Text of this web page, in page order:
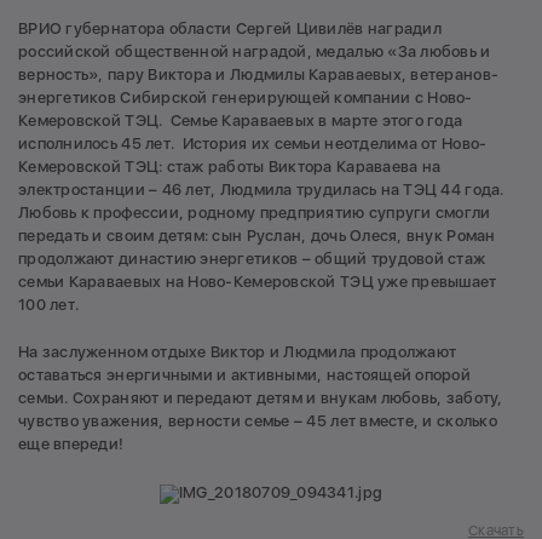
ВРИО губернатора области Сергей Цивилёв наградил
российской общественной наградой, медалью «За любовь и
верность», пару Виктора и Людмилы Караваевых, ветеранов-
энергетиков Сибирской генерирующей компании с Ново-
Кемеровской ТЭЦ. Семье Караваевых в марте этого года
исполнилось 45 лет. История их семьи неотделима от Ново-
Кемеровской ТЭЦ: стаж работы Виктора Караваева на
электростанции – 46 лет, Людмила трудилась на ТЭЦ 44 года.
Любовь к профессии, родному предприятию супруги смогли
передать и своим детям: сын Руслан, дочь Олеся, внук Роман
продолжают династию энергетиков – общий трудовой стаж
семьи Караваевых на Ново-Кемеровской ТЭЦ уже превышает
100 лет.
На заслуженном отдыхе Виктор и Людмила продолжают
оставаться энергичными и активными, настоящей опорой
семьи. Сохраняют и передают детям и внукам любовь, заботу,
чувство уважения, верности семье – 45 лет вместе, и сколько
еще впереди!
Скачать